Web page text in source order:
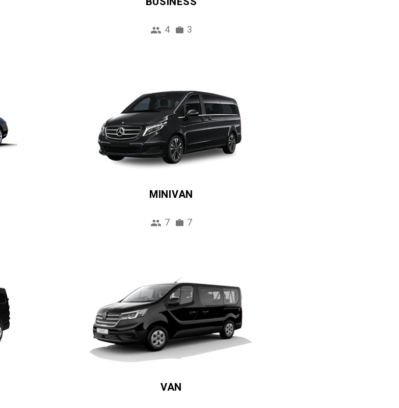
4 3
MINIVAN
7 7
VAN